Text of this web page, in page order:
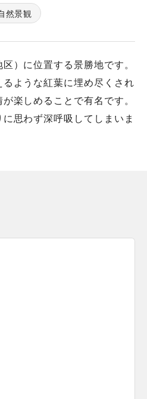
然景観
）に位置する景勝地です。
ような紅葉に埋め尽くされ
楽しめることで有名です。
思わず深呼吸してしまいま